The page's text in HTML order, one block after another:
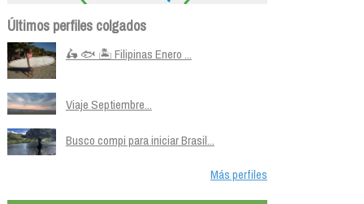
Últimos perfiles colgados
🛵 🐟 🏝️ Filipinas Enero ...
Viaje Septiembre...
Busco compi para iniciar Brasil...
Más perfiles